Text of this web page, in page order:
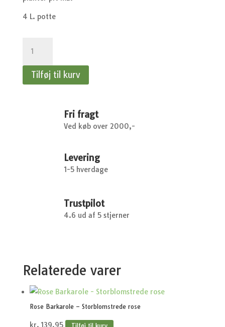
4 L. potte
Pink
fairy
Tilføj til kurv
Fri fragt
Ved køb over 2000,-
Levering
1-5 hverdage
Trustpilot
4.6 ud af 5 stjerner
Relaterede varer
Rose Barkarole – Storblomstrede rose
kr. 139,95 Tilføj til kurv